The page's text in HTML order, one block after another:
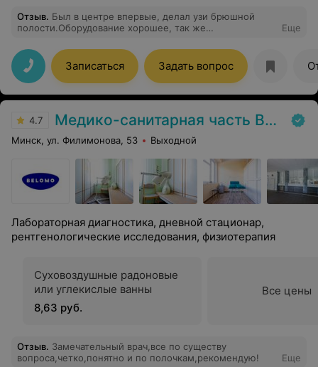
Отзыв. Был в центре впервые, делал узи брюшной
полости.Оборудование хорошее, так же
Еще
Записаться Задать вопрос
4.7 Медико-санитарная часть Вавилова
Минск, ул. Филимонова, 53 Выходной
Лабораторная диагностика, дневной стационар,
рентгенологические исследования, физиотерапия
Суховоздушные радоновые
или углекислые ванны
8,63 руб.
Все цены
Отзыв. Замечательный врач,все по существу
вопроса,четко,понятно и по полочкам,рекомендую!
Еще